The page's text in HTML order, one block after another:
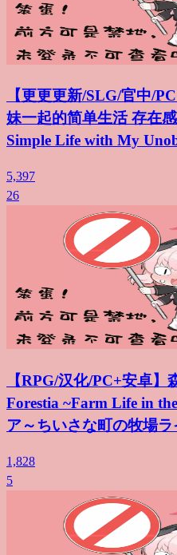
【更更更新/SLG/官中/
妹一起的简单生活 存在
Simple Life with My
5,397
26
【RPG/汉化/PC+安卓
Forestia ~Farm Life in
ア～ちいさな町の牧場
1,828
5